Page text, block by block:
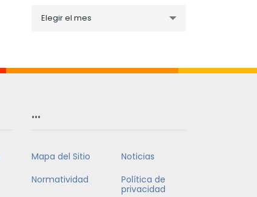
porElegir el mes
…
Mapa del Sitio
Noticias
Normatividad
Política de
privacidad